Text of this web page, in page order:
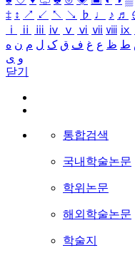
‡ ↕ ↗ ↙ ↖ ↘ ♭ ♩ ♪ ♬
ⅰ
ⅱ ⅲ ⅳ ⅴ ⅵ ⅶ ⅷ ⅸ
ط ظ ع غ ف ق ک ل م ن ه
و ی
닫기
통합검색
국내학술논문
학위논문
해외학술논문
학술지